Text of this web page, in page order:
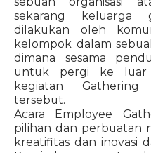
sekarang keluarga
dilakukan oleh
kelompok dalam
dimana sesama
untuk pergi ke luar
kegiatan Gathering
tersebut.
Acara Employee
pilihan dan perbuatan
kreatifitas dan inovasi